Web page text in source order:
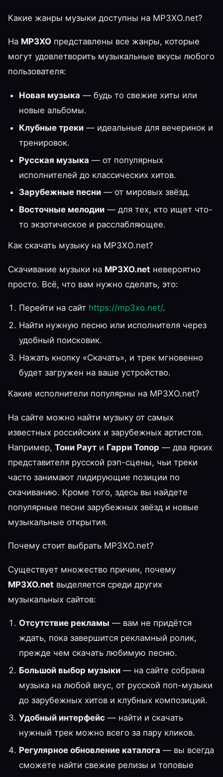
Какие жанры музыки доступны на MP3XO.net?
На MP3XO представлены все жанры, которые
могут удовлетворить музыкальные вкусы любого
пользователя:
Новая музыка — будь то свежие хиты или
новые альбомы.
Клубные треки— идеальные для вечеринок и
тренировок.
Русская музыка — от популярных
исполнителей до классических хитов.
Зарубежные песни— от мировых звёзд.
Восточные мелодии— для тех, кто ищет что-
то экзотическое и расслабляющее.
Как скачать музыку на MP3XO.net?
Скачивание музыки на MP3XO.net невероятно
просто. Всё, что вам нужно сделать, это:
Перейти на сайт https://mp3xo.net/.
Найти нужную песню или исполнителя через
удобный поисковик.
Нажать кнопку «Скачать», и трек мгновенно
будет загружен на ваше устройство.
Какие исполнители популярны на MP3XO.net?
На сайте можно найти музыку от самых
известных российских и зарубежных артистов.
Например, Тони Раут и Гарри Топор — два ярких
представителя русской рэп-сцены, чьи треки
часто занимают лидирующие позиции по
скачиванию. Кроме того, здесь вы найдете
популярные песни зарубежных звёзд и новые
музыкальные открытия.
Почему стоит выбрать MP3XO.net?
Существует множество причин, почему
MP3XO.net выделяется среди других
музыкальных сайтов:
Отсутствие рекламы — вам не придётся
ждать, пока завершится рекламный ролик,
прежде чем скачать любимую песню.
Большой выбор музыки— на сайте собрана
музыка на любой вкус, от русской поп-музыки
до зарубежных хитов и клубных композиций.
Удобный интерфейс — найти и скачать
нужный трек можно всего за пару кликов.
Регулярное обновление каталога — вы всегда
сможете найти свежие релизы и топовые